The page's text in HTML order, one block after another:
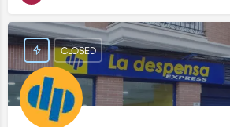
CLOSED